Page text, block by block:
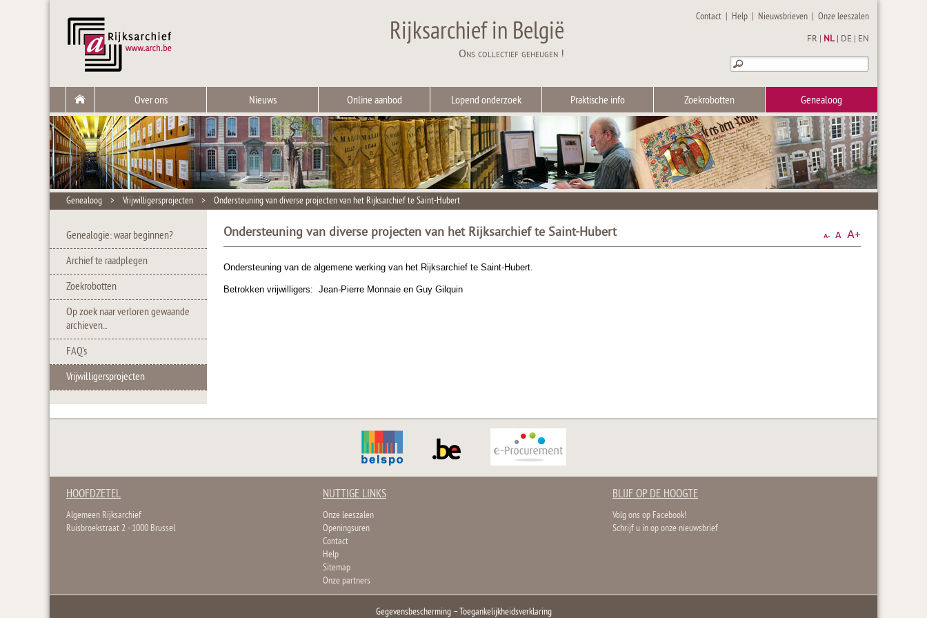
Rijksarchief in België
Ons collectief geheugen !
Contact | Help | Nieuwsbrieven |Onze leeszalen
FR NL DE EN
Over ons Nieuws Online aanbod Lopend onderzoek Praktische info Zoekrobotten Genealoog
Genealoog > Vrijwilligersprojecten > Ondersteuning van diverse projecten van het Rijksarchief te Saint-Hubert
Genealogie: waar beginnen?
Archief te raadplegen
Zoekrobotten
Op zoek naar verloren gewaande
archieven...
FAQ's
Vrijwilligersprojecten
Ondersteuning van diverse projecten van het Rijksarchief te Saint-Hubert
Ondersteuning van de algemene werking van het Rijksarchief te Saint-Hubert.
Betrokken vrijwilligers: Jean-Pierre Monnaie en Guy Gilquin
HOOFDZETEL
Algemeen Rijksarchief
Ruisbroekstraat 2 - 1000 Brussel
NUTTIGE LINKS
Onze leeszalen
Openingsuren
Contact
Help
Sitemap
Onze partners
BLIJF OP DE HOOGTE
Volg ons op Facebook!
Schrijf u in op onze nieuwsbrief
Gegevensbescherming–Toegankelijkheidsverklaring